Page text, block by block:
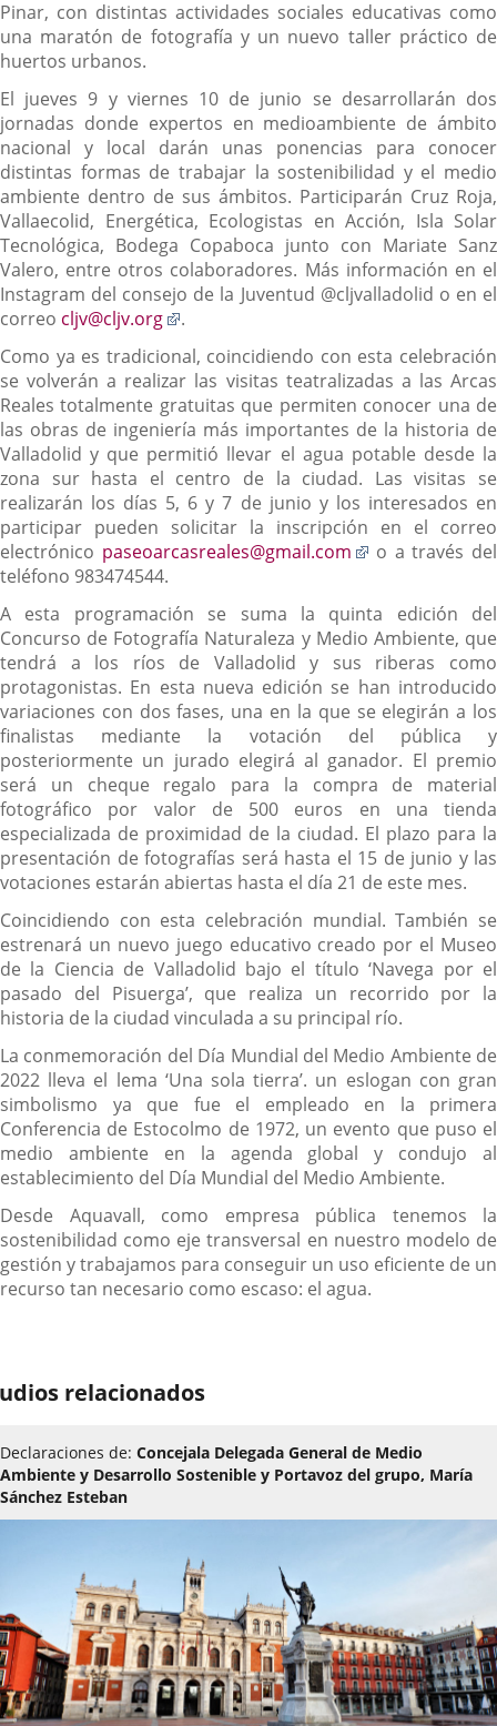
Pinar, con distintas actividades sociales educativas como
una maratón de fotografía y un nuevo taller práctico de
huertos urbanos.
El jueves 9 y viernes 10 de junio se desarrollarán dos
jornadas donde expertos en medioambiente de ámbito
nacional y local darán unas ponencias para conocer
distintas formas de trabajar la sostenibilidad y el medio
ambiente dentro de sus ámbitos. Participarán Cruz Roja,
Vallaecolid, Energética, Ecologistas en Acción, Isla Solar
Tecnológica, Bodega Copaboca junto con Mariate Sanz
Valero, entre otros colaboradores. Más información en el
Instagram del consejo de la Juventud @cljvalladolid o en el
correo cljv@cljv.org
Enlace
una
aplicación
externa.
.
Como ya es tradicional, coincidiendo con esta celebración
se volverán a realizar las visitas teatralizadas a las Arcas
Reales totalmente gratuitas que permiten conocer una de
las obras de ingeniería más importantes de la historia de
Valladolid y que permitió llevar el agua potable desde la
zona sur hasta el centro de la ciudad. Las visitas se
realizarán los días 5, 6 y 7 de junio y los interesados en
participar pueden solicitar la inscripción en el correo
electrónico paseoarcasreales@gmail.com
Enlace
aplicación
externa.
o a través del
teléfono 983474544.
A esta programación se suma la quinta edición del
Concurso de Fotografía Naturaleza y Medio Ambiente, que
tendrá a los ríos de Valladolid y sus riberas como
protagonistas. En esta nueva edición se han introducido
variaciones con dos fases, una en la que se elegirán a los
finalistas mediante la votación del pública y
posteriormente un jurado elegirá al ganador. El premio
será un cheque regalo para la compra de material
fotográfico por valor de 500 euros en una tienda
especializada de proximidad de la ciudad. El plazo para la
presentación de fotografías será hasta el 15 de junio y las
votaciones estarán abiertas hasta el día 21 de este mes.
Coincidiendo con esta celebración mundial. También se
estrenará un nuevo juego educativo creado por el Museo
de la Ciencia de Valladolid bajo el título ‘Navega por el
pasado del Pisuerga’, que realiza un recorrido por la
historia de la ciudad vinculada a su principal río.
La conmemoración del Día Mundial del Medio Ambiente de
2022 lleva el lema ‘Una sola tierra’. un eslogan con gran
simbolismo ya que fue el empleado en la primera
Conferencia de Estocolmo de 1972, un evento que puso el
medio ambiente en la agenda global y condujo al
establecimiento del Día Mundial del Medio Ambiente.
Desde Aquavall, como empresa pública tenemos la
sostenibilidad como eje transversal en nuestro modelo de
gestión y trabajamos para conseguir un uso eficiente de un
recurso tan necesario como escaso: el agua.
relacionados
Declaraciones de: Concejala Delegada General de Medio
Ambiente y Desarrollo Sostenible y Portavoz del grupo, María
Sánchez Esteban